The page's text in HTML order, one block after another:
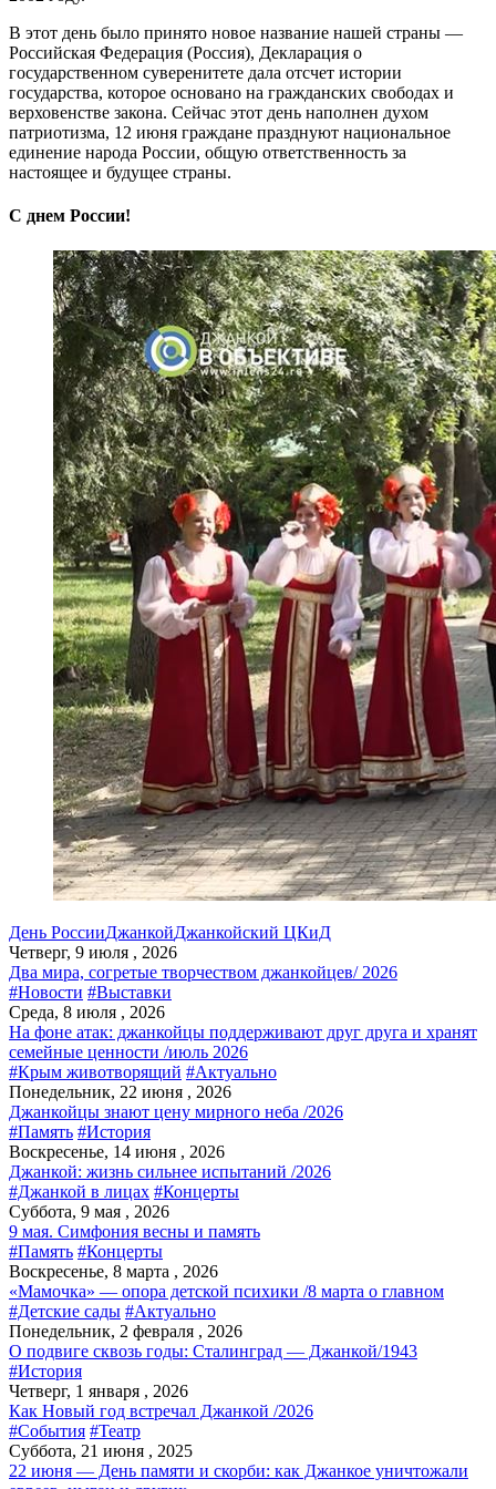
В этот день было принято новое название нашей страны —
Российская Федерация (Россия), Декларация о
государственном суверенитете дала отсчет истории
государства, которое основано на гражданских свободах и
верховенстве закона. Сейчас этот день наполнен духом
патриотизма, 12 июня граждане празднуют национальное
единение народа России, общую ответственность за
настоящее и будущее страны.
С днем России!
День РоссииДжанкойДжанкойский ЦКиД
Четверг, 9 июля , 2026
Два мира, согретые творчеством джанкойцев/ 2026
#Новости #Выставки
Среда, 8 июля , 2026
На фоне атак: джанкойцы поддерживают друг друга и хранят
семейные ценности /июль 2026
#Крым животворящий #Актуально
Понедельник, 22 июня , 2026
Джанкойцы знают цену мирного неба /2026
#Память #История
Воскресенье, 14 июня , 2026
Джанкой: жизнь сильнее испытаний /2026
#Джанкой в лицах #Концерты
Суббота, 9 мая , 2026
9 мая. Симфония весны и память
#Память #Концерты
Воскресенье, 8 марта , 2026
«Мамочка» — опора детской психики /8 марта о главном
#Детские сады #Актуально
Понедельник, 2 февраля , 2026
О подвиге сквозь годы: Сталинград — Джанкой/1943
#История
Четверг, 1 января , 2026
Как Новый год встречал Джанкой /2026
#События #Театр
Суббота, 21 июня , 2025
22 июня — День памяти и скорби: как Джанкое уничтожали